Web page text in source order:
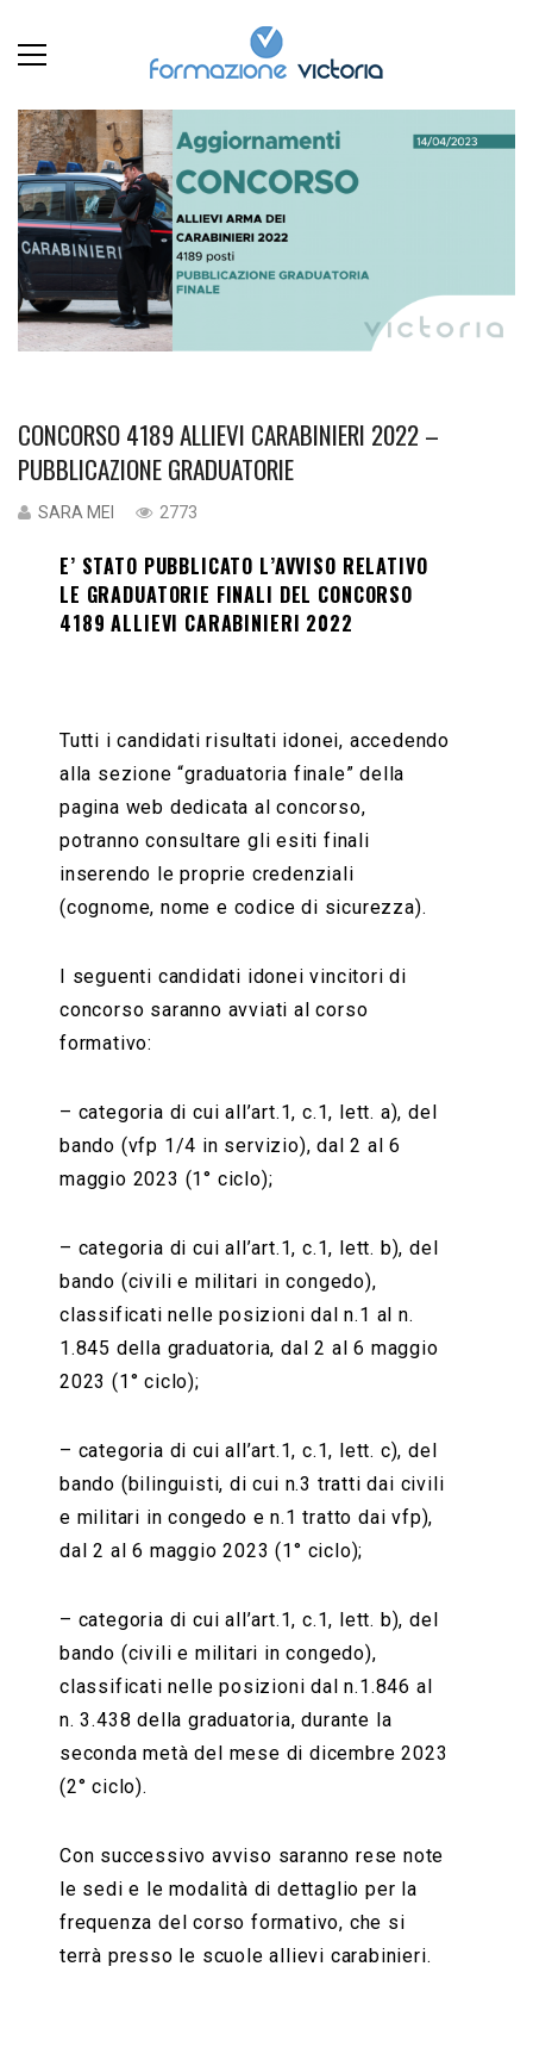
CONCORSO 4189 ALLIEVI CARABINIERI 2022 –
PUBBLICAZIONE GRADUATORIE
SARA MEI 2773
E’ STATO PUBBLICATO L’AVVISO RELATIVO
LE GRADUATORIE FINALI DEL CONCORSO
4189 ALLIEVI CARABINIERI 2022
Tutti i candidati risultati idonei, accedendo
alla sezione “graduatoria finale” della
pagina web dedicata al concorso,
potranno consultare gli esiti finali
inserendo le proprie credenziali
(cognome, nome e codice di sicurezza).
I seguenti candidati idonei vincitori di
concorso saranno avviati al corso
formativo:
– categoria di cui all’art.1, c.1, lett. a), del
bando (vfp 1/4 in servizio), dal 2 al 6
maggio 2023 (1° ciclo);
– categoria di cui all’art.1, c.1, lett. b), del
bando (civili e militari in congedo),
classificati nelle posizioni dal n.1 al n.
1.845 della graduatoria, dal 2 al 6 maggio
2023 (1° ciclo);
– categoria di cui all’art.1, c.1, lett. c), del
bando (bilinguisti, di cui n.3 tratti dai civili
e militari in congedo e n.1 tratto dai vfp),
dal 2 al 6 maggio 2023 (1° ciclo);
– categoria di cui all’art.1, c.1, lett. b), del
bando (civili e militari in congedo),
classificati nelle posizioni dal n.1.846 al
n. 3.438 della graduatoria, durante la
seconda metà del mese di dicembre 2023
(2° ciclo).
Con successivo avviso saranno rese note
le sedi e le modalità di dettaglio per la
frequenza del corso formativo, che si
terrà presso le scuole allievi carabinieri.